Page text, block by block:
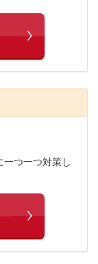
つ一つ対策し